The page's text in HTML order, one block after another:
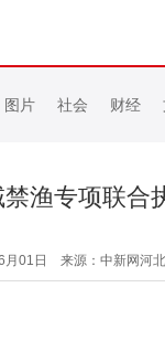
图片 社会 财经
禁渔专项联合
月01日 来源：中新网河北